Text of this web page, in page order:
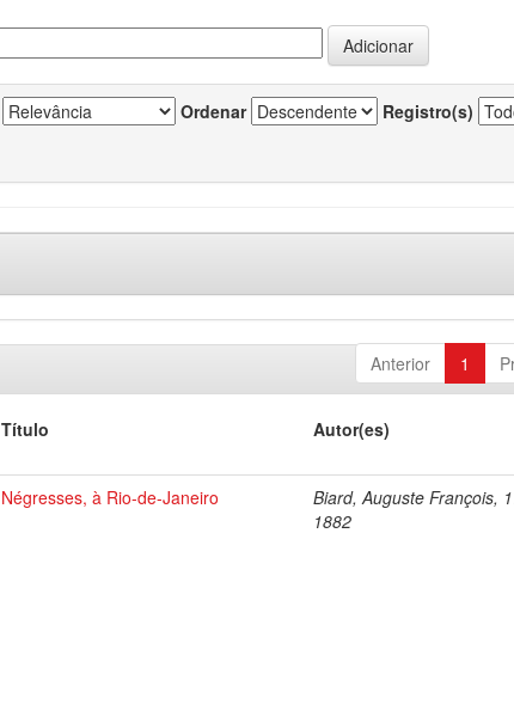
Ordenar Registro(s)
Anterior 1
Título Autor(es)
Négresses, à Rio-de-Janeiro
Biard, Auguste François,
1882